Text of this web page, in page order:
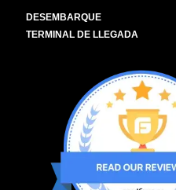
DESEMBARQUE
TERMINAL DE LLEGADA